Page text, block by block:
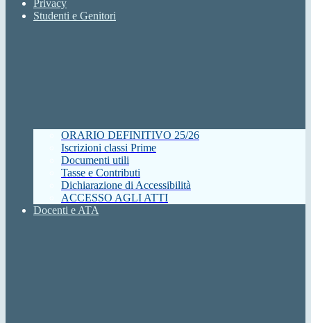
Privacy
Studenti e Genitori
ORARIO DEFINITIVO 25/26
Iscrizioni classi Prime
Documenti utili
Tasse e Contributi
Dichiarazione di Accessibilità
ACCESSO AGLI ATTI
Docenti e ATA